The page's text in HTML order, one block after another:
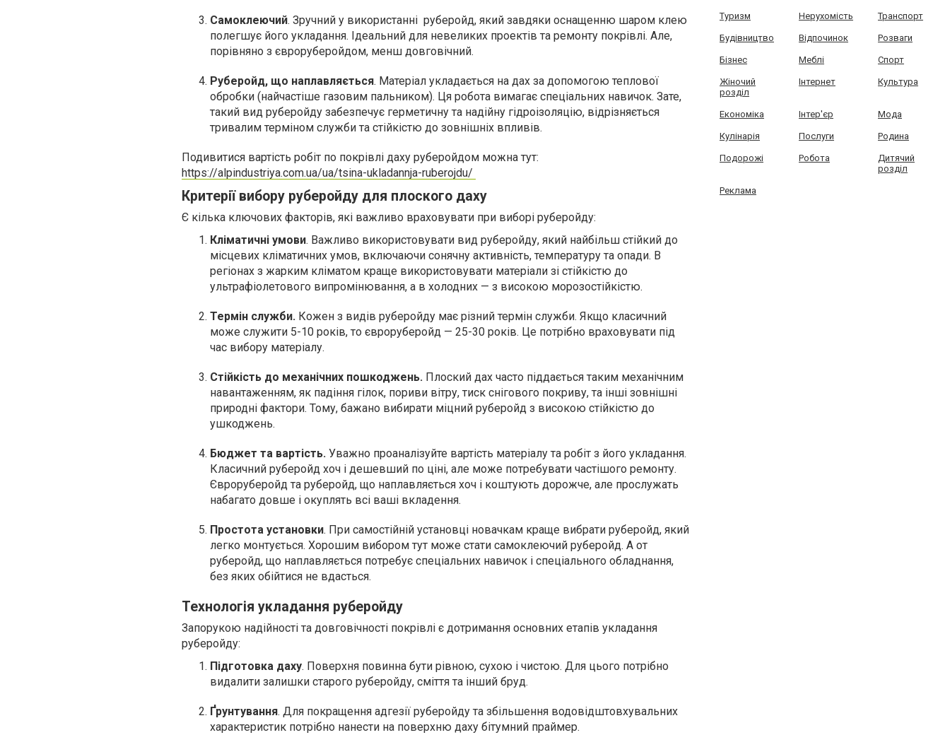
Самоклеючий. Зручний у використанні руберойд, який завдяки оснащенню шаром клею
полегшує його укладання. Ідеальний для невеликих проектів та ремонту покрівлі. Але,
порівняно з євроруберойдом, менш довговічний.
Руберойд, що наплавляється. Матеріал укладається на дах за допомогою теплової
обробки (найчастіше газовим пальником). Ця робота вимагає спеціальних навичок. Зате,
такий вид руберойду забезпечує герметичну та надійну гідроізоляцію, відрізняється
тривалим терміном служби та стійкістю до зовнішніх впливів.
Подивитися вартість робіт по покрівлі даху руберойдом можна тут:
https://alpindustriya.com.ua/ua/tsina-ukladannja-ruberojdu/
Критерії вибору руберойду для плоского даху
Є кілька ключових факторів, які важливо враховувати при виборі руберойду:
Кліматичні умови. Важливо використовувати вид руберойду, який найбільш стійкий до
місцевих кліматичних умов, включаючи сонячну активність, температуру та опади. В
регіонах з жарким кліматом краще використовувати матеріали зі стійкістю до
ультрафіолетового випромінювання, а в холодних — з високою морозостійкістю.
Термін служби. Кожен з видів руберойду має різний термін служби. Якщо класичний
може служити 5-10 років, то євроруберойд — 25-30 років. Це потрібно враховувати під
час вибору матеріалу.
Стійкість до механічних пошкоджень. Плоский дах часто піддається таким механічним
навантаженням, як падіння гілок, пориви вітру, тиск снігового покриву, та інші зовнішні
природні фактори. Тому, бажано вибирати міцний руберойд з високою стійкістю до
ушкоджень.
Бюджет та вартість. Уважно проаналізуйте вартість матеріалу та робіт з його укладання.
Класичний руберойд хоч і дешевший по ціні, але може потребувати частішого ремонту.
Євроруберойд та руберойд, що наплавляється хоч і коштують дорожче, але прослужать
набагато довше і окуплять всі ваші вкладення.
Простота установки. При самостійній установці новачкам краще вибрати руберойд, який
легко монтується. Хорошим вибором тут може стати самоклеючий руберойд. А от
руберойд, що наплавляється потребує спеціальних навичок і спеціального обладнання,
без яких обійтися не вдасться.
Технологія укладання руберойду
Запорукою надійності та довговічності покрівлі є дотримання основних етапів укладання
руберойду:
Підготовка даху. Поверхня повинна бути рівною, сухою і чистою. Для цього потрібно
видалити залишки старого руберойду, сміття та інший бруд.
Ґрунтування. Для покращення адгезії руберойду та збільшення водовідштовхувальних
характеристик потрібно нанести на поверхню даху бітумний праймер.
Туризм Нерухомість Транспорт
Будівництво Відпочинок Розваги
Бізнес Меблі Спорт
Жіночий
розділ
Інтернет Культура
Економіка Інтер'єр Мода
Кулінарія Послуги Родина
Подорожі Робота
Дитячий
розділ
Реклама